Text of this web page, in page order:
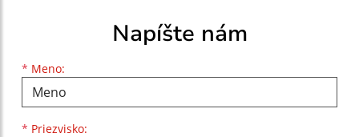
Napíšte nám
* Meno:
Meno
* Priezvisko:
Priezvisko
E-mailová adresa